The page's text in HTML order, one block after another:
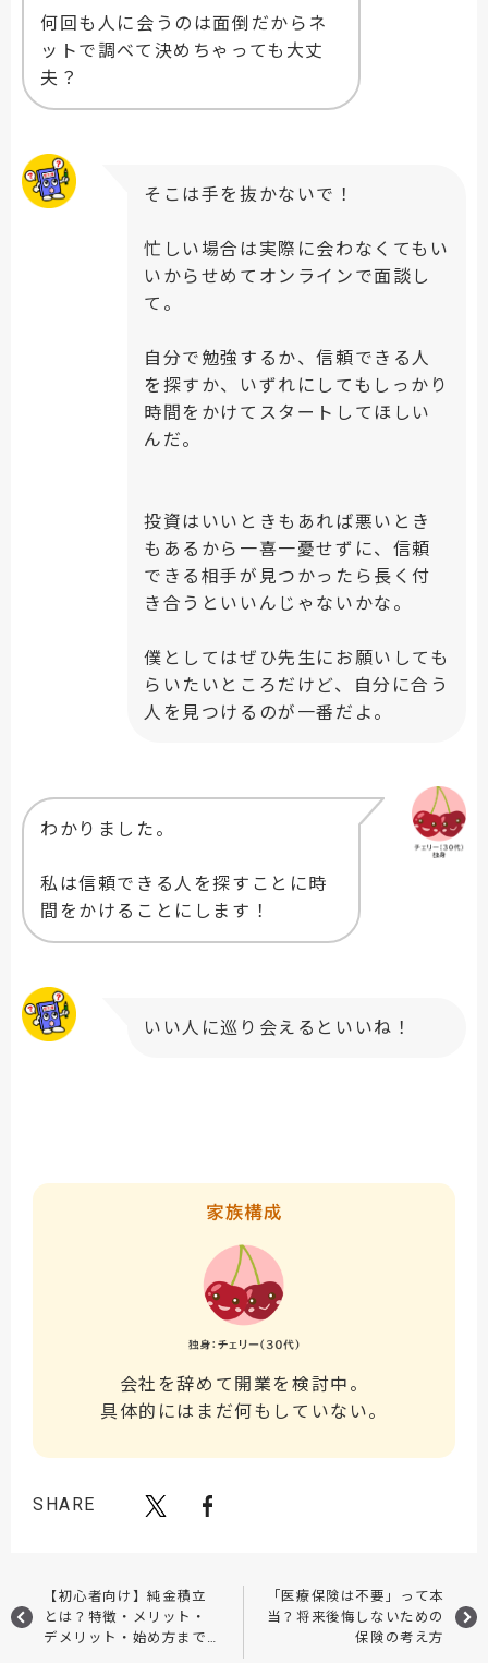
何回も人に会うのは面倒だからネ
ットで調べて決めちゃっても大丈
夫？
そこは手を抜かないで！
忙しい場合は実際に会わなくてもい
いからせめてオンラインで面談し
て。
自分で勉強するか、信頼できる人
を探すか、いずれにしてもしっかり
時間をかけてスタートしてほしい
んだ。
投資はいいときもあれば悪いとき
もあるから一喜一憂せずに、信頼
できる相手が見つかったら長く付
き合うといいんじゃないかな。
僕としてはぜひ先生にお願いしても
らいたいところだけど、自分に合う
人を見つけるのが一番だよ。
わかりました。
私は信頼できる人を探すことに時
間をかけることにします！
いい人に巡り会えるといいね！
会社を辞めて開業を検討中。
具体的にはまだ何もしていない。
SHARE
【初心者向け】純金積立
とは？特徴・メリット・
デメリット・始め方まで
「医療保険は不要」って本
当？将来後悔しないための
保険の考え方